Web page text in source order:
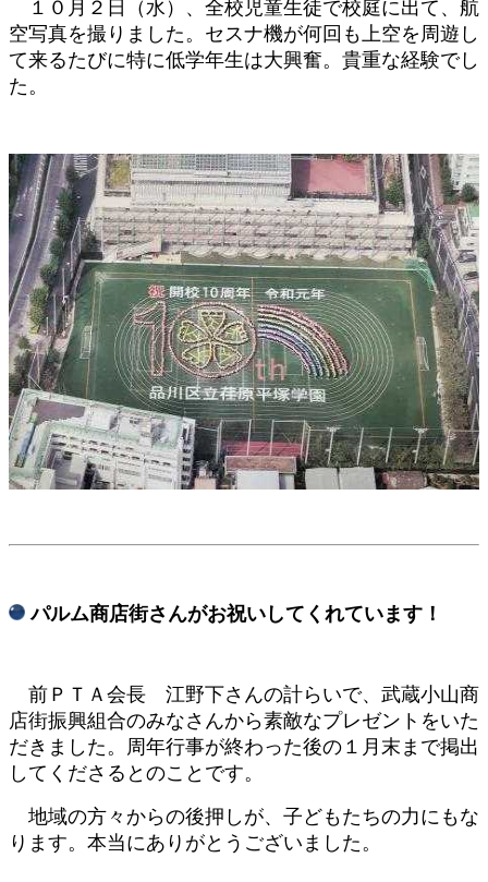
１０月２日（水）、全校児童生徒で校庭に出て、航
空写真を撮りました。セスナ機が何回も上空を周遊し
て来るたびに特に低学年生は大興奮。貴重な経験でし
た。
​ パルム商店街さんがお祝いしてくれています！
前ＰＴＡ会長 江野下さんの計らいで、武蔵小山商
店街振興組合のみなさんから素敵なプレゼントをいた
だきました。周年行事が終わった後の１月末まで掲出
してくださるとのことです。
地域の方々からの後押しが、子どもたちの力にもな
ります。本当にありがとうございました。